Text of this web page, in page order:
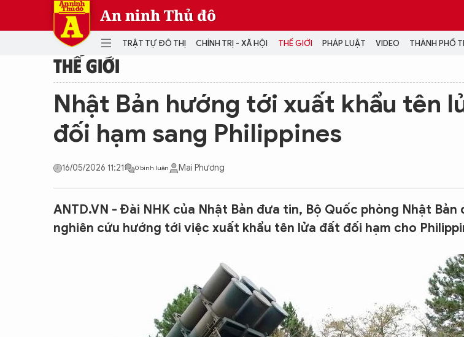
An ninh Thủ đô
TRẬT TỰ ĐÔ THỊ CHÍNH TRỊ - XÃ HỘI THẾ GIỚI PHÁP LUẬT VIDEO THÀNH PHỐ
Đại hội Đảng
THẾ GIỚI PHÁP LUẬT
THÀNH PHỐ THÔNG MINH
THỂ THAO
SỐNG Ở HÀ NỘI
KINH DOANH
MULTIMEDIA
Podcast
Video
CON ĐƯỜNG KHỞI NGHIỆP
LỊCH
THẾ GIỚI
Nhật Bản hướng tới xuất khẩu tên
đối hạm sang Philippines
16/05/2026 11:21 0 bình luận Mai Phương
ANTD.VN - Đài NHK của Nhật Bản đưa tin, Bộ Quốc phòng Nhật Bản
nghiên cứu hướng tới việc xuất khẩu tên lửa đất đối hạm cho